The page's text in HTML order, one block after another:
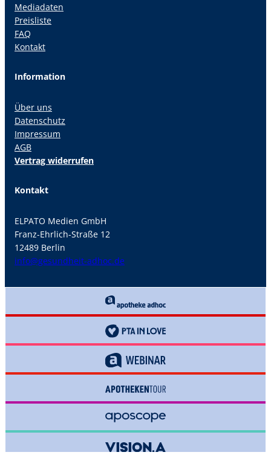
Mediadaten
Preisliste
FAQ
Kontakt
Information
Über uns
Datenschutz
Impressum
AGB
Vertrag widerrufen
Kontakt
ELPATO Medien GmbH
Franz-Ehrlich-Straße 12
12489 Berlin
info@gesundheit-adhoc.de